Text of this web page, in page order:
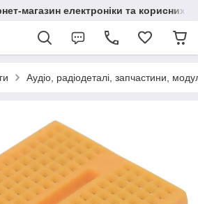
магазин електроніки та корисних
Аудіо, радіодеталі, запчастини,